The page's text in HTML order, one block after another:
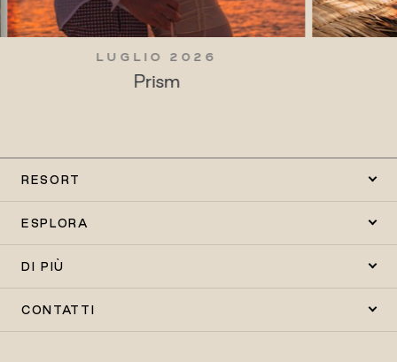
LUGLIO 2026
Tradizioni vive
RESORT
ESPLORA
DI PIÙ
CONTATTI